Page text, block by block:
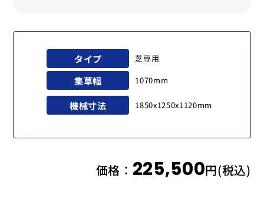
タイプ 芝専用
集草幅 1070mm
機械寸法 1850x1250x1120mm
価格： 225,500円(税込)